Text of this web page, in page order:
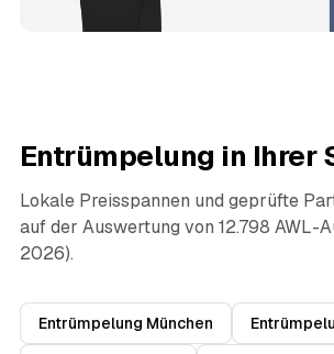
Entrümpelung in Ihrer
Lokale Preisspannen und geprüfte
auf der Auswertung von 12.798 AWL-
2026).
Entrümpelung München